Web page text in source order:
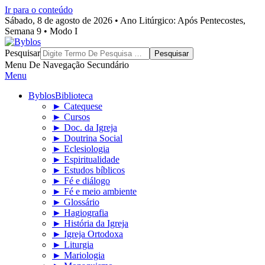
Ir para o conteúdo
Sábado, 8 de agosto de 2026 • Ano Litúrgico: Após Pentecostes,
Semana 9 • Modo I
Byblos
Pesquisar
Menu De Navegação Secundário
Menu
ByblosBiblioteca
► Catequese
► Cursos
► Doc. da Igreja
► Doutrina Social
► Eclesiologia
► Espiritualidade
► Estudos bíblicos
► Fé e diálogo
► Fé e meio ambiente
► Glossário
► Hagiografia
► História da Igreja
► Igreja Ortodoxa
► Liturgia
► Mariologia